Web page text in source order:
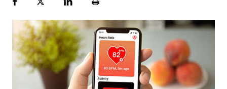
FacebookPlattformLinekdInSeite